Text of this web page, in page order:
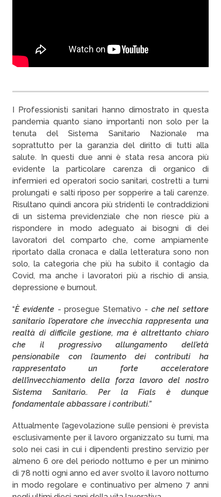
I Professionisti sanitari hanno dimostrato in questa
pandemia quanto siano importanti non solo per la
tenuta del Sistema Sanitario Nazionale ma
soprattutto per la garanzia del diritto di tutti alla
salute. In questi due anni è stata resa ancora più
evidente la particolare carenza di organico di
infermieri ed operatori socio sanitari, costretti a turni
prolungati e salti riposo per sopperire a tali carenze.
Risultano quindi ancora più stridenti le contraddizioni
di un sistema previdenziale che non riesce più a
rispondere in modo adeguato ai bisogni di dei
lavoratori del comparto che, come ampiamente
riportato dalla cronaca e dalla letteratura sono non
solo, la categoria che più ha subito il contagio da
Covid, ma anche i lavoratori più a rischio di ansia,
depressione e burnout.
“È evidente- prosegue Sternativo - che nel settore
sanitario l’operatore che invecchia rappresenta una
realtà di difficile gestione, ma è altrettanto chiaro
che il progressivo allungamento dell’età
pensionabile con l’aumento dei contributi ha
rappresentato un forte acceleratore
dell’invecchiamento della forza lavoro del nostro
Sistema Sanitario.. Per la Fials è dunque
fondamentale abbassare i contributi.”
Attualmente l’agevolazione sulle pensioni è prevista
esclusivamente per il lavoro organizzato su turni, ma
solo nei casi in cui i dipendenti prestino servizio per
almeno 6 ore del periodo notturno e per un minimo
di 78 notti ogni anno ed aver svolto il lavoro notturno
in modo regolare e continuativo per almeno 7 anni